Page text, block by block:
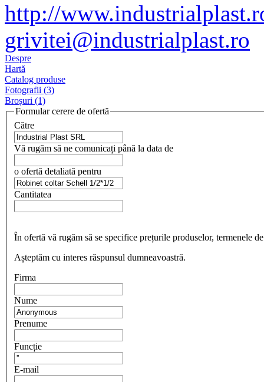
http://
grivitei@industrialplast.ro
Despre
Hartă
Catalog produse
Fotografii (3)
Broșuri (1)
Formular cerere de ofertă
Către
Vă rugăm să ne comunicați până la data de
o ofertă detaliată pentru
Cantitatea
În ofertă vă rugăm să se specifice prețurile produselor, termenele
Așteptăm cu interes răspunsul dumneavoastră.
Firma
Nume
Prenume
Funcție
E-mail